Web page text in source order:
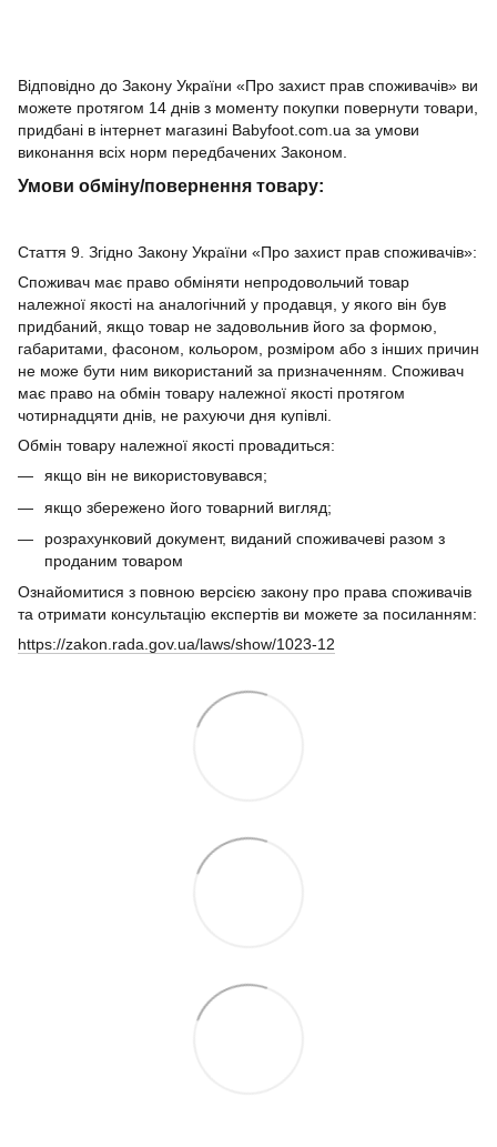
Відповідно до Закону України «Про захист прав споживачів» ви
можете протягом 14 днів з моменту покупки повернути товари,
придбані в інтернет магазині Babyfoot.com.ua за умови
виконання всіх норм передбачених Законом.
Умови обміну/повернення товару:
Стаття 9. Згідно Закону України «Про захист прав споживачів»:
Споживач має право обміняти непродовольчий товар
належної якості на аналогічний у продавця, у якого він був
придбаний, якщо товар не задовольнив його за формою,
габаритами, фасоном, кольором, розміром або з інших причин
не може бути ним використаний за призначенням. Споживач
має право на обмін товару належної якості протягом
чотирнадцяти днів, не рахуючи дня купівлі.
Обмін товару належної якості провадиться:
якщо він не використовувався;
якщо збережено його товарний вигляд;
розрахунковий документ, виданий споживачеві разом з
проданим товаром
Ознайомитися з повною версією закону про права споживачів
та отримати консультацію експертів ви можете за посиланням:
https://zakon.rada.gov.ua/laws/show/1023-12